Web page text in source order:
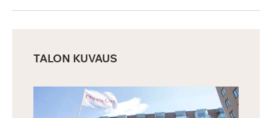
TALON KUVAUS